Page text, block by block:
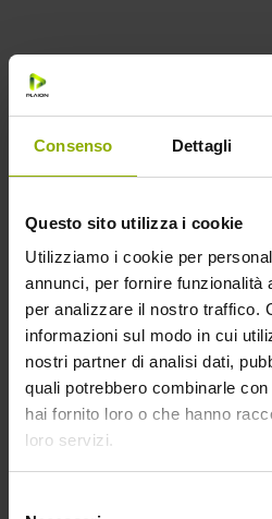
Consenso Dettagli
Questo sito utilizza i cookie
Utilizziamo i cookie per
annunci, per fornire funzionalità
per analizzare il nostro traffico.
informazioni sul modo in cui
nostri partner di analisi dati,
quali potrebbero combinarle
hai fornito loro o che hanno
loro servizi.
L’espressionenon è tutto oro
adatta perfettamente a Gran
la Ciurma di Cappello di